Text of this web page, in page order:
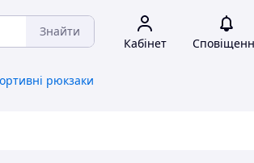
Знайти
Кабінет
рюкзаки